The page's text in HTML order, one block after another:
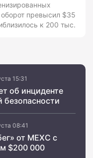
превысил $35
к 200 тыс.
15:31
об инциденте
08:41
от MEXC с
$200 000